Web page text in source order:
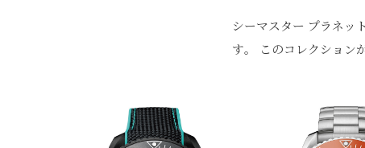
シ⁠ーマスタ⁠ー プラネ⁠ッ
す⁠。 このコレクシ⁠ョン